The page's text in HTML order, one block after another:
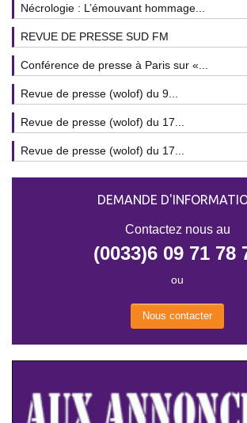
Nécrologie : L’émouvant hommage...
REVUE DE PRESSE SUD FM
Conférence de presse à Paris sur «...
Revue de presse (wolof) du 9...
Revue de presse (wolof) du 17...
Revue de presse (wolof) du 17...
DEMANDE
Contactez nous au
(0033)6 09 71 78
ou
Nous contacter